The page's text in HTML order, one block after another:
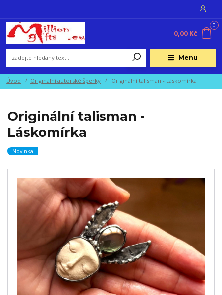
Menu
0
0,00 Kč
Úvod Originální autorské šperky Originální talisman - Láskomírka
Originální talisman -
Láskomírka
Novinka